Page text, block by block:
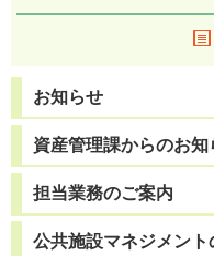
お知らせ
資産管理課からのお知
担当業務のご案内
公共施設マネジメント